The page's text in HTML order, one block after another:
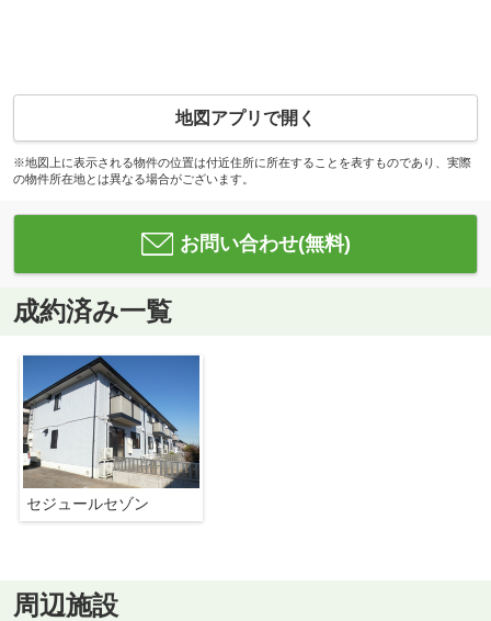
地図アプリで開く
※地図上に表示される物件の位置は付近住所に所在することを表すものであり、実際
の物件所在地とは異なる場合がございます。
お問い合わせ(無料)
成約済み一覧
セジュールセゾン
周辺施設